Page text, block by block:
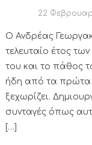
22
Ο Ανδρέας
τελευταίο έτος
του και το πάθος
ήδη από τα πρώτα
ξεχωρίζει.
συνταγές όπως
[…]